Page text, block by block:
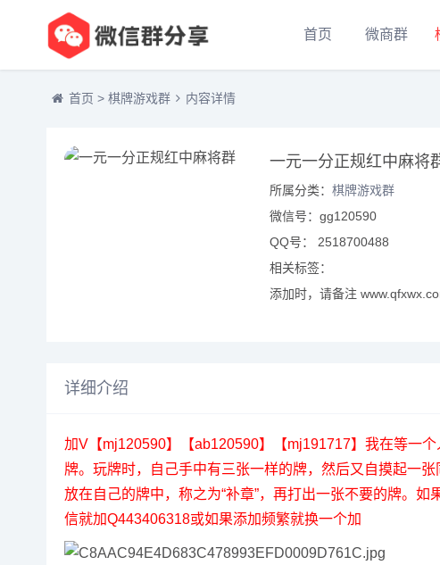
首页 微商群
首页 > 棋牌游戏群 内容详情
一元一分正规红中麻将
所属分类： 棋牌游戏群
微信号：gg120590
QQ号： 2518700488
相关标签：
添加时，请备注
详细介绍
加V【mj120590】【ab120590】【mj191717】我在等一
牌。玩牌时，自己手中有三张一样的牌，然后又自摸起一
放在自己的牌中，称之为“补章”，再打出一张不要的牌。
信就加Q443406318或如果添加频繁就换一个加